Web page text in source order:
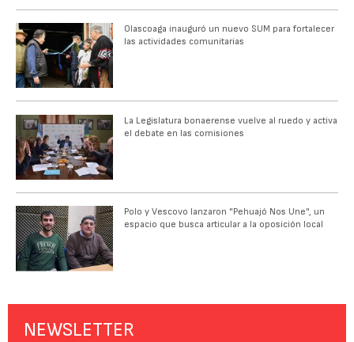
Olascoaga inauguró un nuevo SUM para fortalecer
las actividades comunitarias
La Legislatura bonaerense vuelve al ruedo y activa
el debate en las comisiones
Polo y Vescovo lanzaron "Pehuajó Nos Une", un
espacio que busca articular a la oposición local
NEWSLETTER